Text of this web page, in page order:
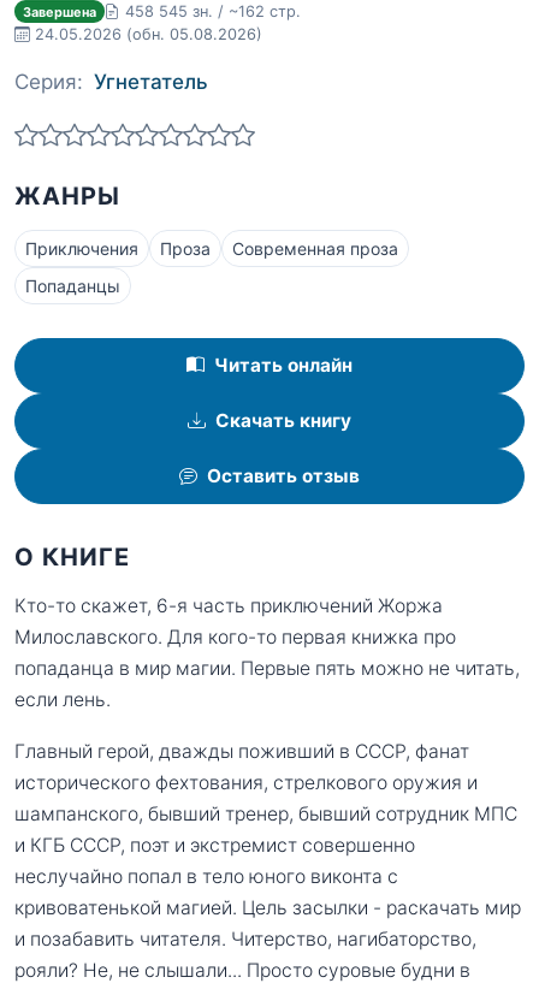
Завершена
458 545 зн. / ~162 стр.
24.05.2026 (обн. 05.08.2026)
Серия: Угнетатель
ЖАНРЫ
Приключения Проза
Современная проза
Попаданцы
Читать онлайн
Скачать книгу
Оставить отзыв
О КНИГЕ
Кто-то скажет, 6-я часть приключений Жоржа
Милославского. Для кого-то первая книжка про
попаданца в мир магии. Первые пять можно не читать,
если лень.
Главный герой, дважды поживший в СССР, фанат
исторического фехтования, стрелкового оружия и
шампанского, бывший тренер, бывший сотрудник МПС
и КГБ СССР, поэт и экстремист совершенно
неслучайно попал в тело юного виконта с
кривоватенькой магией. Цель засылки - раскачать мир
и позабавить читателя. Читерство, нагибаторство,
рояли? Не, не слышали... Просто суровые будни в